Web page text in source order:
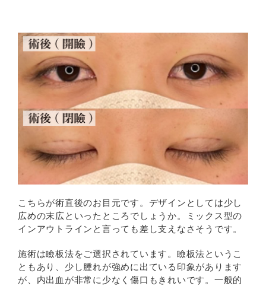
こちらが術直後のお目元です。デザインとしては少し
広めの末広といったところでしょうか。ミックス型の
インアウトラインと言っても差し支えなさそうです。
施術は瞼板法をご選択されています。瞼板法というこ
ともあり、少し腫れが強めに出ている印象があります
が、内出血が非常に少なく傷口もきれいです。一般的